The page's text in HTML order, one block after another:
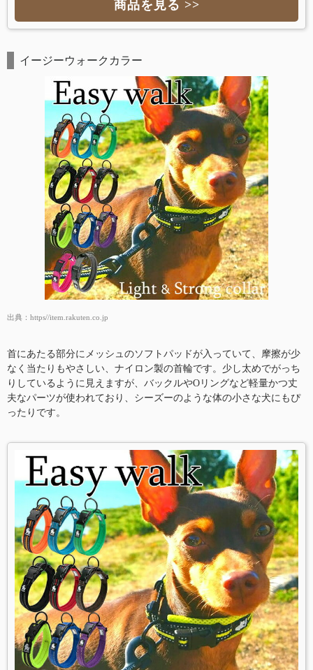
商品を見る >>
イージーウォークカラー
出典： https//item.rakuten.co.jp
首にあたる部分にメッシュのソフトパッドが入っていて、摩擦が少
なく当たりもやさしい、ナイロン製の首輪です。少し太めでがっち
りしているように見えますが、バックルやOリングなど軽量かつ丈
夫なパーツが使われており、シーズーのような体の小さな犬にもぴ
ったりです。